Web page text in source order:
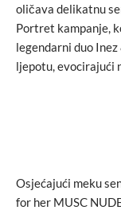
oličava delikatnu
Portret kampanje,
legendarni duo
ljepotu, evocirajući
Osjećajući meku
for her MUSC